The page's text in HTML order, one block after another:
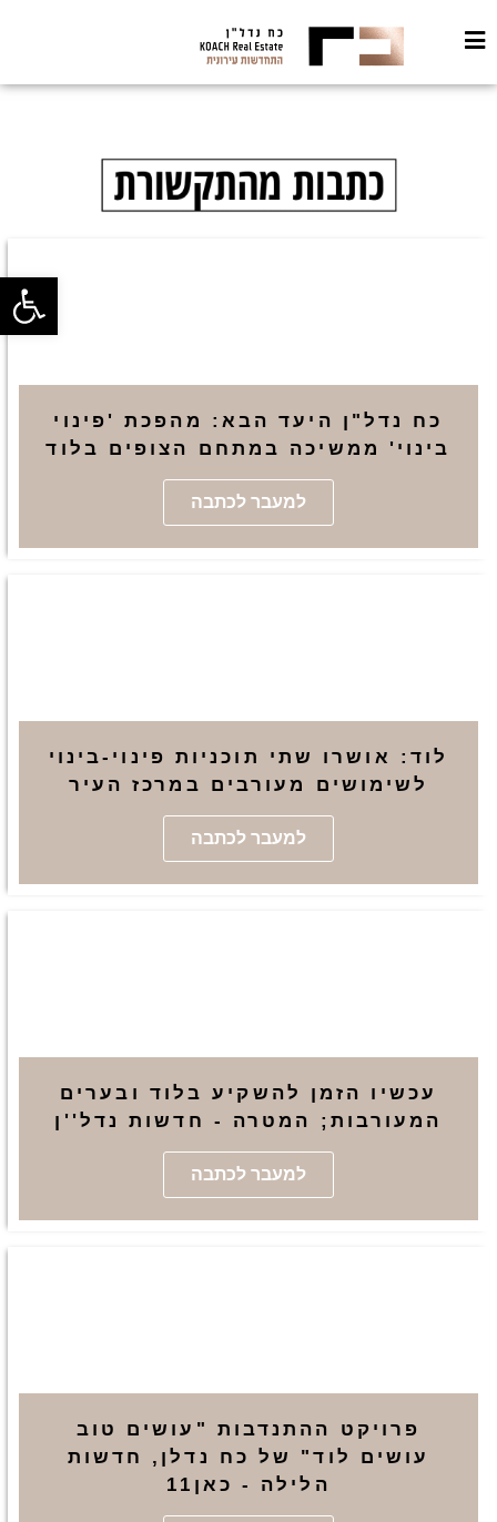
פתח
כח נדל"ן היעד הבא: מהפכת 'פינוי
בינוי' ממשיכה במתחם הצופים בלוד
למעבר לכתבה
לוד: אושרו שתי תוכניות פינוי-בינוי
לשימושים מעורבים במרכז העיר
למעבר לכתבה
עכשיו הזמן להשקיע בלוד ובערים
המעורבות; המטרה - חדשות נדל''ן
למעבר לכתבה
פרויקט ההתנדבות "עושים טוב
עושים לוד" של כח נדלן, חדשות
הלילה - כאן11